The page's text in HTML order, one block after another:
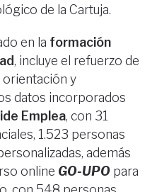
de la Cartuja.
en la formación
, incluye el refuerzo de
y
datos incorporados
Emplea, con 31
1.523 personas
además
online GO-UPO para